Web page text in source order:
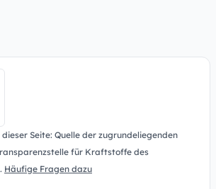
Seite: Quelle der zugrundeliegenden
für Kraftstoffe des
Häufige Fragen dazu